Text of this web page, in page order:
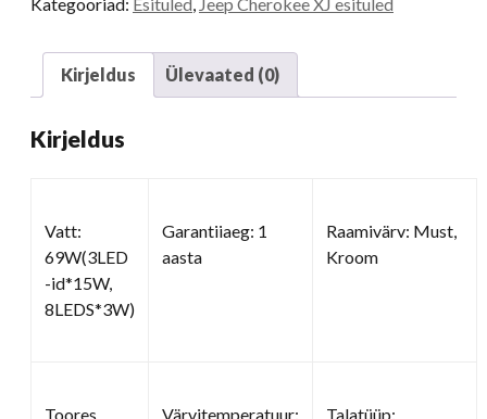
Kirjeldus Ülevaated (0)
Kirjeldus
Vatt:
69W(3LED
-id*15W,
8LEDS*3W)
Garantiiaeg: 1
aasta
Raamivärv: Must,
Kroom
Toores
Värvitemperatuur:
Talatüüp: